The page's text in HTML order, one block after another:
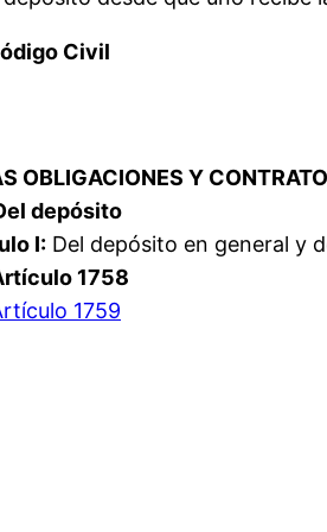
Civil
OBLIGACIONES Y
depósito
I: Del depósito en general y
1758
1759